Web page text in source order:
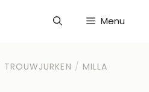
Menu
TROUWJURKEN / MILLA